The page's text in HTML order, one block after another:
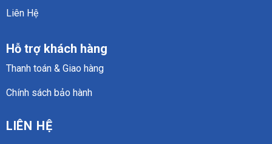
Liên Hệ
Hỗ trợ khách hàng
Thanh toán & Giao hàng
Chính sách bảo hành
LIÊN HỆ